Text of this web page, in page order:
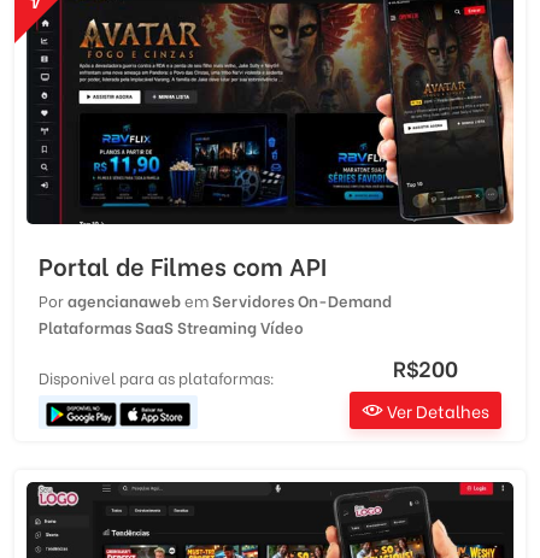
Portal de Filmes com API
PoragencianawebemServidores On-Demand
Plataformas SaaSStreaming Vídeo
Disponivel para as plataformas: R$200
Ver Detalhes